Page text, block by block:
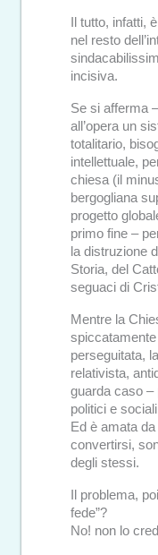
Il tutto, infatti,
nel resto
incisiva.
Se si afferma
all’opera un
totalitario,
intellettuale,
chiesa (il
bergogliana
progetto
primo fine –
la distruzione
Storia, del
seguaci di
Mentre la
perseguitata,
relativista,
guarda caso –
politici e
Ed è amata
convertirsi,
degli stessi.
Il problema,
fede”?
No! non lo